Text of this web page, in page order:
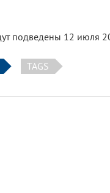
подведены 12 июля
TAGS